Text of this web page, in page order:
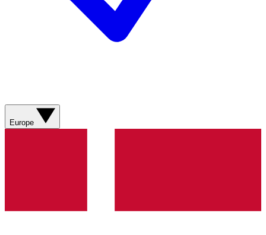
Europe